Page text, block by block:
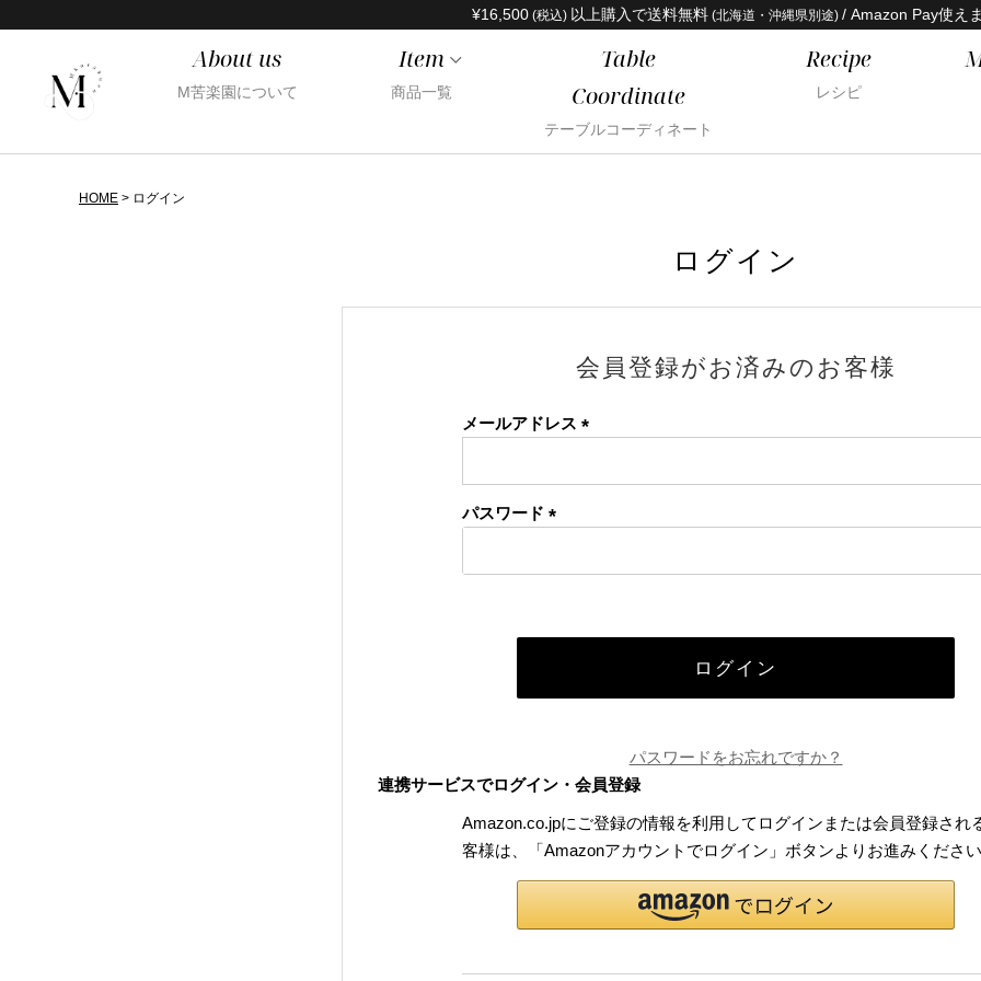
¥16,500 (税込) 以上購入で送料無料 (北海道・沖縄県別途) / Amazon Pay使え
About us
M苦楽園について
Item
商品一覧
Table
Coordinate
テーブルコーディネート
Recipe
レシピ
HOME ログイン
ログイン
会員登録がお済みのお客様
メールアドレス
須)
パスワード
須)
ログイン
パスワードをお忘れですか？
連携サービスでログイン・会員登録
Amazon.co.jpにご登録の情報を利用してログインまたは会員登録され
客様は、「Amazonアカウントでログイン」ボタンよりお進みください